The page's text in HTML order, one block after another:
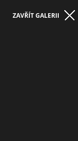
ZAVŘÍT GALERII